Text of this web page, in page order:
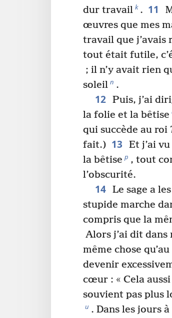
dur travail k . 11
œuvres que mes
travail que j’avais
tout était futile,
; il n’y avait rien
soleil n .
12 Puis, j’ai
la folie et la bêtise
qui succède au roi
fait.) 13
Et j’ai
la bêtise p , tout
l’obscurité.
14 Le sage a
stupide marche
compris que la
Alors j’ai dit
même chose
devenir
cœur : « Cela
souvient pas plus
u . Dans les jours